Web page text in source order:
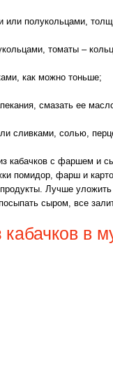
или полукольцами,
томаты –
как можно тоньше;
смазать ее
сливками, солью,
кабачков с фаршем и
помидор, фарш и
Лучше
сыром, все
в